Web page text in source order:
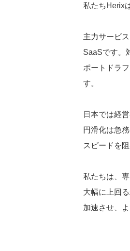
私たちHerix
主力サービ
SaaSです。
ポートドラ
す。
日本では経
円滑化は急
スピードを
私たちは、
大幅に上回
加速させ、